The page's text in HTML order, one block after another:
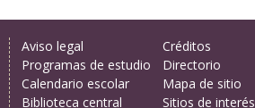
Aviso legal
Programas de estudio
Calendario escolar
Biblioteca central
Créditos
Directorio
Mapa de sitio
Sitios de interés